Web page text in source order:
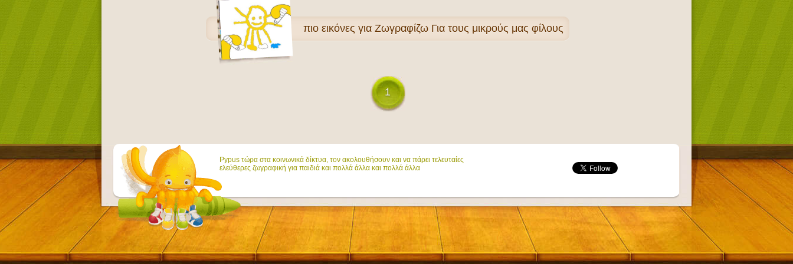
πιο εικόνες για Ζωγραφίζω Για τους μικρούς μας φίλους
1
Pypus τώρα στα κοινωνικά δίκτυα, τον ακολουθήσουν και να πάρει τελευταίες
ελεύθερες ζωγραφική για παιδιά και πολλά άλλα και πολλά άλλα